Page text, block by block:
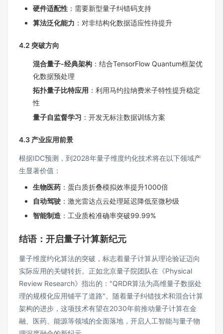
硬件适配性 ​：需要新型量子纠错码支持
算法泛化能力 ​：对非结构化数据适应性待提升
4.2 突破方向
混合量子-经典架构 ​：结合TensorFlow Quantum框架优
化数据预处理
拓扑量子比特应用 ​：利用马约拉纳费米子特性提升稳定
性
量子自监督学习 ​：开发无标注数据训练方案
4.3 产业应用前景
根据IDC预测，到2028年量子维度约化技术将在以下领域产
生显著价值：
生物医药 ​：蛋白质折叠模拟效率提升1000倍
自动驾驶 ​：激光雷达点云处理延迟降低至微秒级
智能制造 ​：工业质检准确率突破99.99%
结语：开启量子计算新纪元
量子维度约化算法的突破，标志着量子计算从理论验证迈向
实际应用的关键转折。正如北京量子院团队在《Physical
Review Research》指出的："QRDR算法为高维量子数据处
理的规模化应用铺平了道路"。随着量子纠错技术和混合计算
架构的进步，这项技术有望在2030年前推动量子计算在金
融、医药、能源等领域的全面落地，开启人工智能与量子物